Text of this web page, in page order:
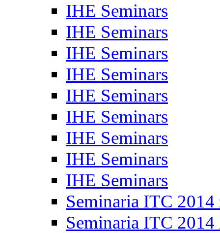
IHE Seminars
IHE Seminars
IHE Seminars
IHE Seminars
IHE Seminars
IHE Seminars
IHE Seminars
IHE Seminars
IHE Seminars
Seminaria ITC 2014
Seminaria ITC 2014